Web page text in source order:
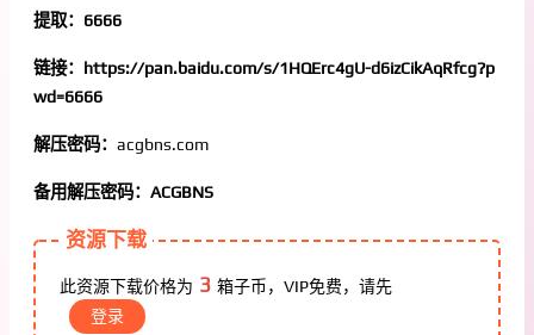
提取：6666
链接：https://pan.baidu.com/s/1HQErc4gU-d6izCikAqRfcg?p
wd=6666
解压密码： acgbns.com
备用解压密码：ACGBNS
资源下载
此资源下载价格为 3 箱子币，VIP免费，请先
登录